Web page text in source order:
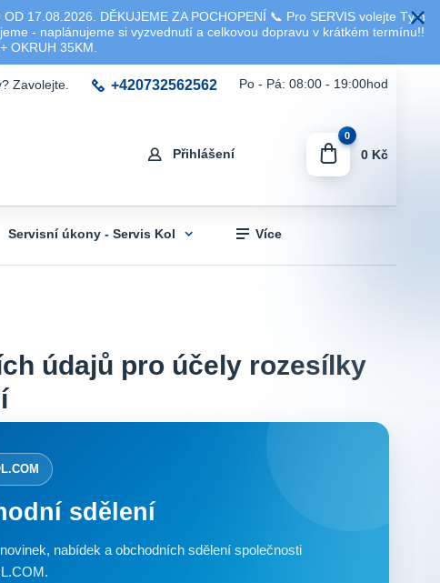
17.08.2026. DĚKUJEME ZA POCHOPENÍ 📞 Pro SERVIS volejte Tým
- naplánujeme si vyzvednutí a celkovou dopravu v krátkém termínu!!
OKRUH 35KM.
Přihlášení
Zavolejte. +420732562562 Po - Pá: 08:00 - 19:00hod
0
0 Kč
Servisní úkony - Servis Kol Více
údajů pro účely rozesílky
sdělení
nabídek a obchodních sdělení společnosti